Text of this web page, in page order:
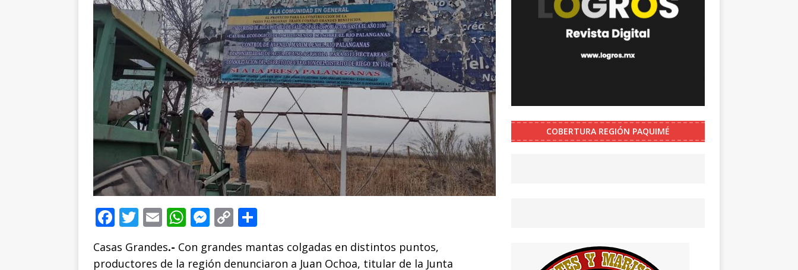
F
c
T
it
E
ai
W
at
M
ss
C
p m
Casas Grandes.- Con grandes mantas colgadas en distintos puntos,
productores de la región denunciaron a Juan Ochoa, titular de la Junta
COBERTURA REGIÓN PAQUIMÉ